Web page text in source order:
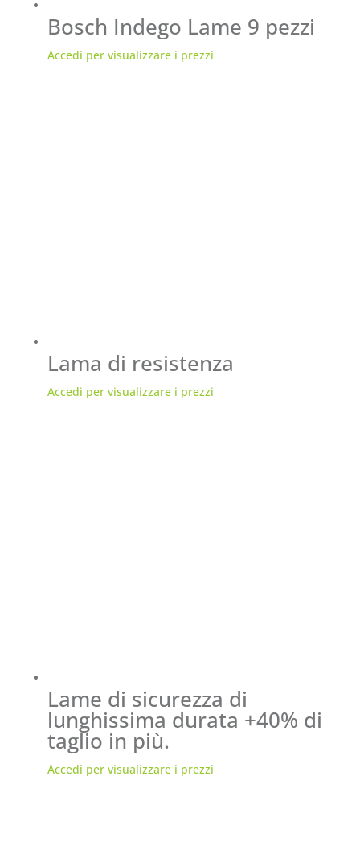
Bosch Indego Lame 9 pezzi
Accedi per visualizzare i prezzi
Lama di resistenza
Accedi per visualizzare i prezzi
Lame di sicurezza di
lunghissima durata +40% di
taglio in più.
Accedi per visualizzare i prezzi